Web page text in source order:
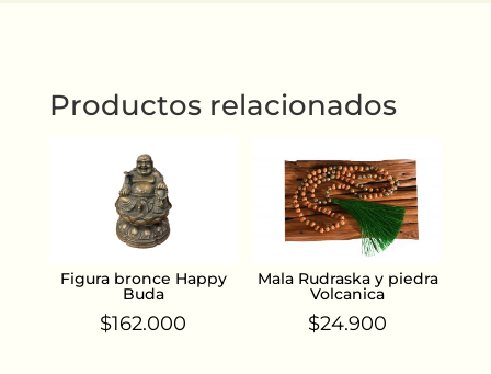
Productos relacionados
Figura bronce Happy
Buda
$162.000
Mala Rudraska y piedra
Volcanica
$24.900